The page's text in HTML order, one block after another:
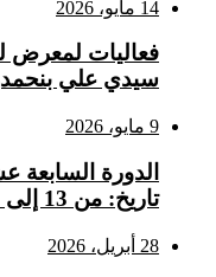
14 مايو، 2026
فعاليات لمعرض
سيدي علي
9 مايو، 2026
الدورة
تاريخ: من 13 إلى 18 أكتوبر 2026
28 أبريل، 2026